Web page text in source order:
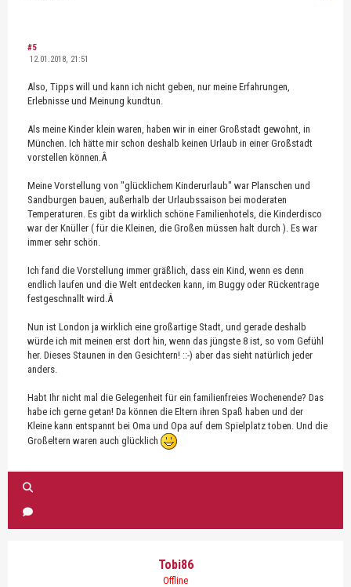
#5
12.01.2018, 21:51
Also, Tipps will und kann ich nicht geben, nur meine Erfahrungen,
Erlebnisse und Meinung kundtun.
Als meine Kinder klein waren, haben wir in einer Großstadt gewohnt, in
München. Ich hätte mir schon deshalb keinen Urlaub in einer Großstadt
vorstellen können.Â
Meine Vorstellung von "glücklichem Kinderurlaub" war Planschen und
Sandburgen bauen, außerhalb der Urlaubssaison bei moderaten
Temperaturen. Es gibt da wirklich schöne Familienhotels, die Kinderdisco
war der Knüller ( für die Kleinen, die Großen müssen halt durch ). Es war
immer sehr schön.
Ich fand die Vorstellung immer gräßlich, dass ein Kind, wenn es denn
endlich laufen und die Welt entdecken kann, im Buggy oder Rückentrage
festgeschnallt wird.Â
Nun ist London ja wirklich eine großartige Stadt, und gerade deshalb
würde ich mit meinen erst dort hin, wenn das jüngste 8 ist, so vom Gefühl
her. Dieses Staunen in den Gesichtern! ::-) aber das sieht natürlich jeder
anders.
Habt Ihr nicht mal die Gelegenheit für ein familienfreies Wochenende? Das
habe ich gerne getan! Da können die Eltern ihren Spaß haben und der
Kleine kann entspannt bei Oma und Opa auf dem Spielplatz toben. Und die
Großeltern waren auch glücklich
Tobi86
Offline